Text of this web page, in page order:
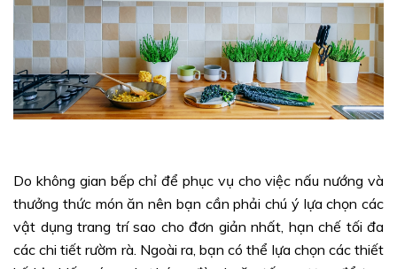
Do không gian bếp chỉ để phục vụ cho việc nấu nướng và
thưởng thức món ăn nên bạn cần phải chú ý lựa chọn các
vật dụng trang trí sao cho đơn giản nhất, hạn chế tối đa
các chi tiết rườm rà. Ngoài ra, bạn có thể lựa chọn các thiết